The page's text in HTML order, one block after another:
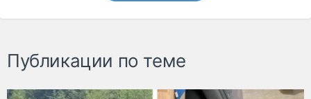
Публикации по теме